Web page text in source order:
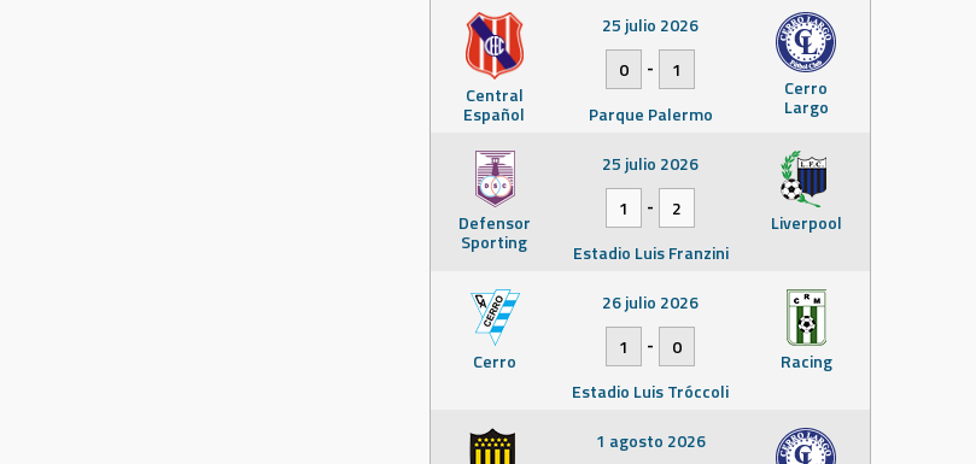
Central
Español
Cerro
Largo
25 julio 2026
0
-
1
Parque Palermo
Defensor
Sporting
Liverpool
25 julio 2026
1
-
2
Estadio Luis Franzini
Cerro Racing
26 julio 2026
1
-
0
Estadio Luis Tróccoli
1 agosto 2026